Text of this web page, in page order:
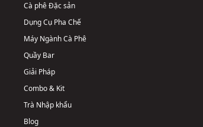
Cà phê Đặc sản
Dụng Cụ Pha Chế
Máy Ngành Cà Phê
Quầy Bar
Giải Pháp
Combo & Kit
Trà Nhập khẩu
Blog